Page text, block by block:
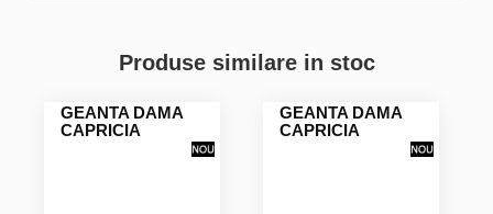
Produse similare in stoc
GEANTA DAMA
CAPRICIA
GEANTA DAMA
CAPRICIA